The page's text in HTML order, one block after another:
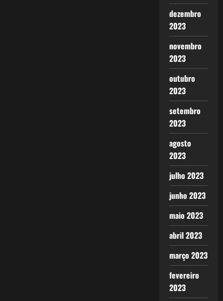
dezembro
2023
novembro
2023
outubro
2023
setembro
2023
agosto
2023
julho 2023
junho 2023
maio 2023
abril 2023
março 2023
fevereiro
2023